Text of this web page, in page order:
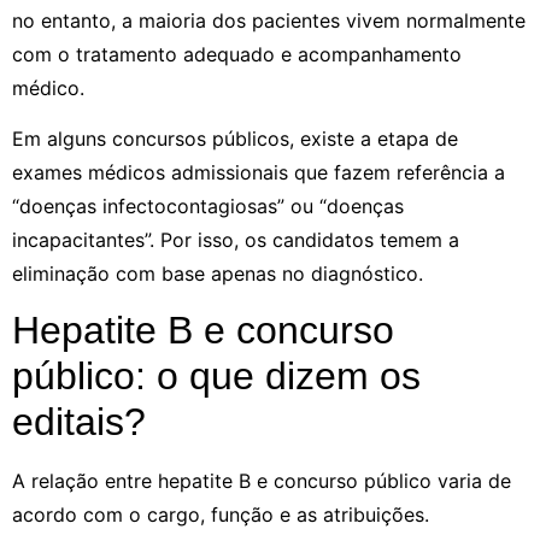
no entanto, a maioria dos pacientes vivem normalmente
com o tratamento adequado e acompanhamento
médico.
Em alguns concursos públicos, existe a etapa de
exames médicos admissionais que fazem referência a
“doenças infectocontagiosas” ou “doenças
incapacitantes”. Por isso, os candidatos temem a
eliminação com base apenas no diagnóstico.
Hepatite B e concurso
público: o que dizem os
editais?
A relação entre hepatite B e concurso público varia de
acordo com o cargo, função e as atribuições.